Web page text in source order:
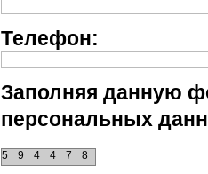
Телефон:
Заполняя данную
персональных
8
7
4
4
9
5